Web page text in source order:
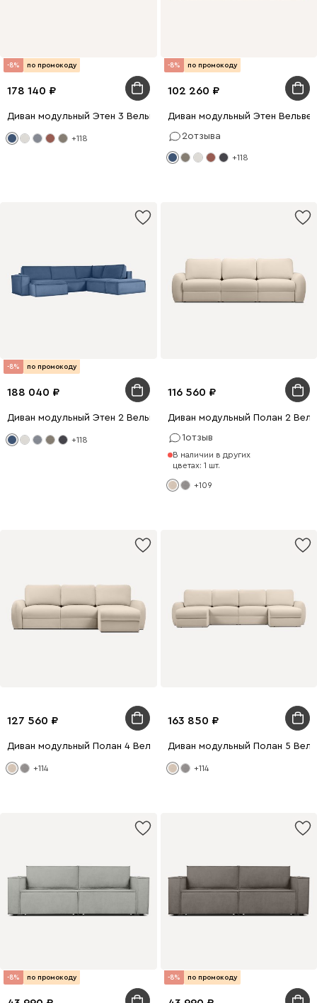
-8% по промокоду
178 140
Диван модульный Этен 3 Вельвет Синий
+118
-8% по промокоду
102 260
Диван модульный Этен
2отзыва
+118
-8% по промокоду
188 040
Диван модульный Этен 2 Вельвет Синий
+118
116 560
Диван модульный Полан 2
1отзыв
В наличии в других
цветах: 1 шт.
+109
127 560
Диван модульный Полан 4 Велюр Молочный
+114
163 850
Диван модульный Полан 5
+114
-8% по промокоду -8% по промокоду